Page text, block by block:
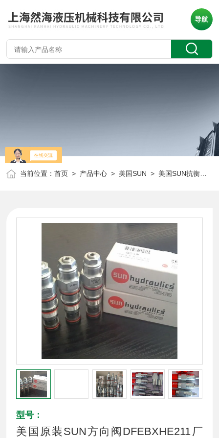
导航
当前位置：首页 > 产品中心 > 美国SUN > 美国SUN抗衡阀
型号：
美国原装SUN方向阀DFEBXHE211厂